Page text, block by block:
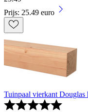
Prijs: 25.49 euro
Tuinpaal vierkant Douglas